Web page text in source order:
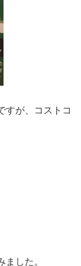
すが、コストコ
した。